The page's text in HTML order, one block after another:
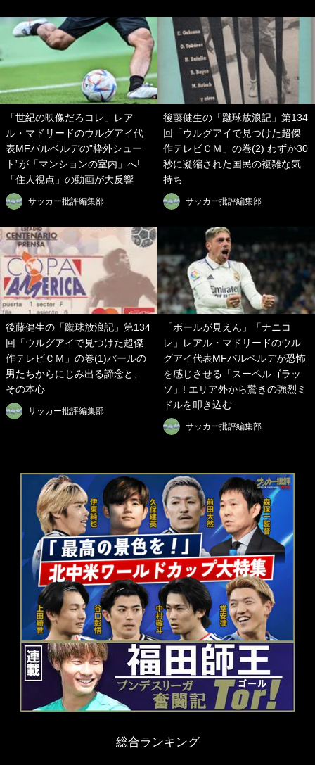
「世紀の映像だろコレ」レア
ル・マドリードのウルグアイ代
表MFバルベルデの”枠外シュー
ト”が「マンションの室内」へ!
「住人視点」の動画が大反響
サッカー批評編集部
後藤健生の「蹴球放浪記」第134
回「ウルグアイで見つけた超傑
作テレビＣＭ」の巻(2) わずか30
秒に凝縮された国民の複雑な気
持ち
サッカー批評編集部
後藤健生の「蹴球放浪記」第134
回「ウルグアイで見つけた超傑
作テレビＣＭ」の巻(1)バールの
男たちからにじみ出る諦念と、
その本心
サッカー批評編集部
「ボールが見えん」「ナニコ
レ」レアル・マドリードのウル
グアイ代表MFバルベルデが恐怖
を感じさせる「スーペルゴラッ
ソ」! エリア外から驚きの強烈ミ
ドルを叩き込む
サッカー批評編集部
総合ランキング